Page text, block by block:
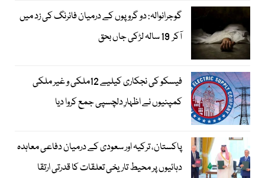
گوجرانوالہ: دو گروپوں کے درمیان فائرنگ کی زد میں
آکر 19 سالہ لڑکی جاں بحق
فیسکو کی نجکاری کیلیے 12ملکی و غیر ملکی
کمپنیوں نے اظہارِ دلچسپی جمع کروا دیا
پاکستان، ترکیہ اور سعودی کے درمیان دفاعی معاہدہ
دہائیوں پر محیط تاریخی تعلقات کا قدرتی ارتقا